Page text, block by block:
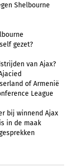
Shelbourne
gezet?
van Ajax?
of Armenië
League
bij winnend Ajax
in de maak